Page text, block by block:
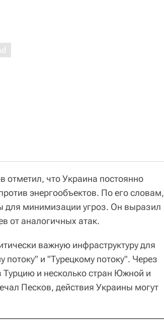
отметил, что Украина постоянно
энергообъектов. По его словам,
для минимизации угроз. Он выразил
от аналогичных атак.
важную инфраструктуру для
потоку" и "Турецкому потоку". Через
Турцию и несколько стран Южной и
Песков, действия Украины могут